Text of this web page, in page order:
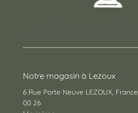
Notre magasin à Lezoux
6 Rue Porte Neuve LEZOUX,
00 26